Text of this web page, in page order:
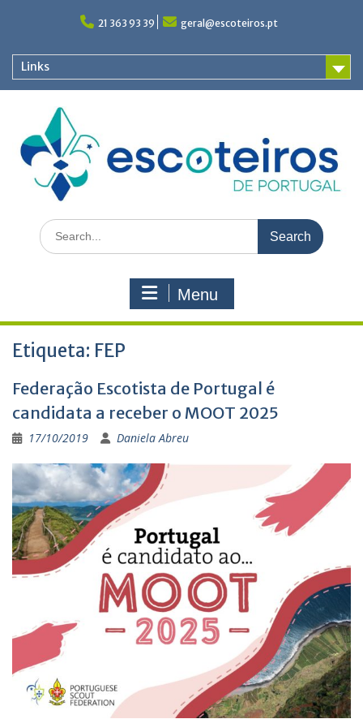
21 363 93 39 geral@escoteiros.pt
Links
Search
for:
Menu
Etiqueta: FEP
Federação Escotista de Portugal é
candidata a receber o MOOT 2025
17/10/2019 Daniela Abreu